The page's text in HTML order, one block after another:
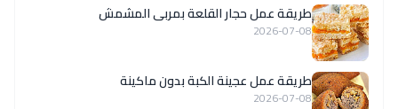
طريقة عمل حجار القلعة بمربى المشمش
2026-07-08
طريقة عمل عجينة الكبة بدون ماكينة
2026-07-08